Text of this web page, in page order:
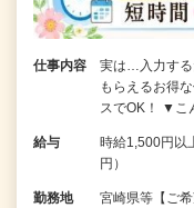
仕事内容
実は…入力する
もらえるお得
スでOK！ ▼こ
給与
時給1,500円以
円）
勤務地
宮崎県等【ご